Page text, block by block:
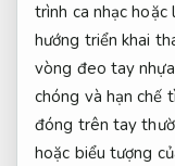
trình ca nhạc
hướng triển khai
vòng đeo tay
chóng và hạn chế
đóng trên tay
hoặc biểu tượng